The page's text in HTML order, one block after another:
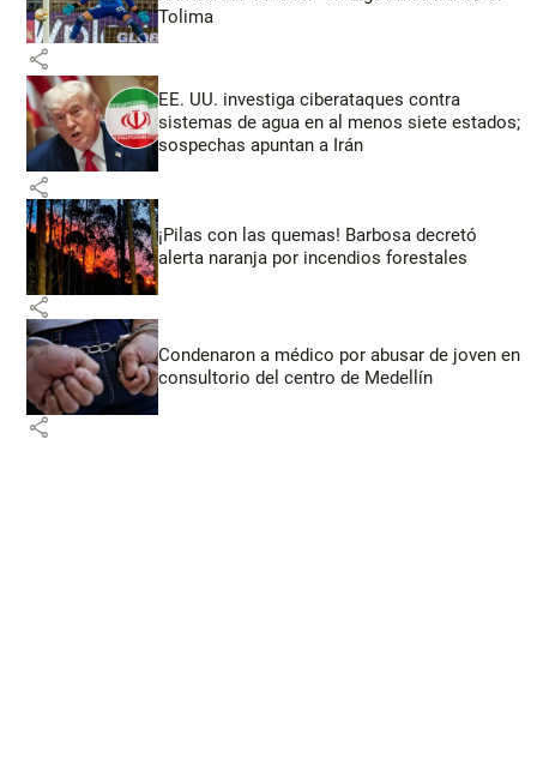
Tolima
share
EE. UU. investiga ciberataques contra
sistemas de agua en al menos siete estados;
sospechas apuntan a Irán
share
¡Pilas con las quemas! Barbosa decretó
alerta naranja por incendios forestales
share
Condenaron a médico por abusar de joven en
consultorio del centro de Medellín
share